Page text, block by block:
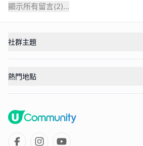
顯示所有留言(2)...
社群主題
熱門地點